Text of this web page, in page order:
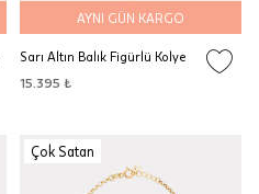
AYNI GÜN KARGO
Sarı Altın Balık Figürlü Kolye
15.395 ₺
Çok Satan